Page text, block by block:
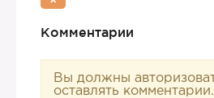
Комментарии
Вы должны
оставлять комментарии.